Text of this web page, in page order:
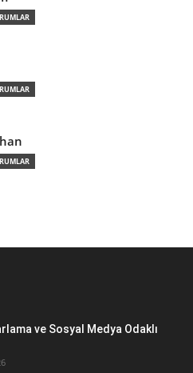
ve Sosyal Medya Odaklı